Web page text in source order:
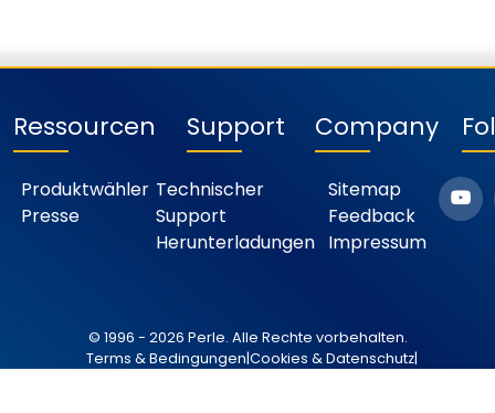
Ressourcen
Produktwähler
Presse
Support
Technischer
Support
Herunterladungen
Company
Sitemap
Feedback
Impressum
© 1996 - 2026 Perle. Alle Rechte vorbehalten.
Terms & Bedingungen|Cookies & Datenschutz|